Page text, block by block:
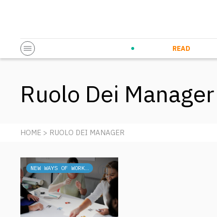
READ
Ruolo Dei Manager
HOME > RUOLO DEI MANAGER
NEW WAYS OF WORKING